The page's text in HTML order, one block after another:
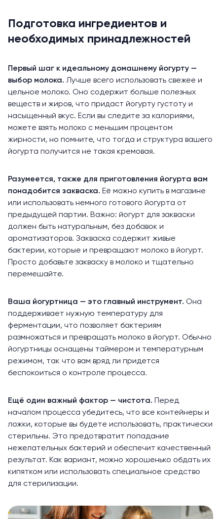
Подготовка ингредиентов и
необходимых принадлежностей
Первый шаг к идеальному домашнему йогурту —
выбор молока. Лучше всего использовать свежее и
цельное молоко. Оно содержит больше полезных
веществ и жиров, что придаст йогурту густоту и
насыщенный вкус. Если вы следите за калориями,
можете взять молоко с меньшим процентом
жирности, но помните, что тогда и структура вашего
йогурта получится не такая кремовая.
Разумеется, также для приготовления йогурта вам
понадобится закваска. Её можно купить в магазине
или использовать немного готового йогурта от
предыдущей партии. Важно: йогурт для закваски
должен быть натуральным, без добавок и
ароматизаторов. Закваска содержит живые
бактерии, которые и превращают молоко в йогурт.
Просто добавьте закваску в молоко и тщательно
перемешайте.
Ваша йогуртница — это главный инструмент. Она
поддерживает нужную температуру для
ферментации, что позволяет бактериям
размножаться и превращать молоко в йогурт. Обычно
йогуртницы оснащены таймером и температурным
режимом, так что вам вряд ли придется
беспокоиться о контроле процесса.
Ещё один важный фактор — чистота.
Перед
началом процесса убедитесь, что все контейнеры и
ложки, которые вы будете использовать, практически
стерильны. Это предотвратит попадание
нежелательных бактерий и обеспечит качественный
результат. Как вариант, можно хорошенько обдать их
кипятком или использовать специальное средство
для стерилизации.